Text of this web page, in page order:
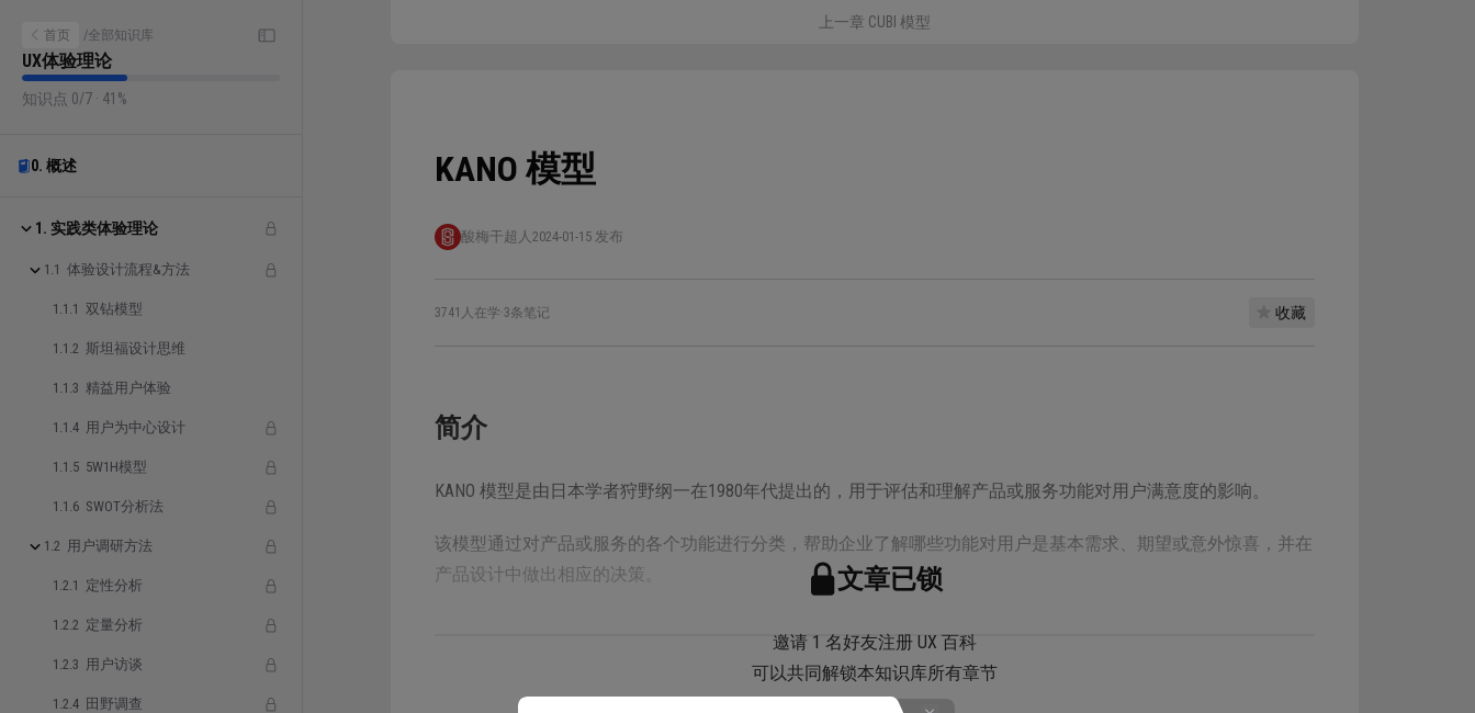
首页 /全部知识库
UX体验理论
知识点 0/7 · 41%
0. 概述
1. 实践类体验理论
1.1 体验设计流程&方法
1.1.1 双钻模型
1.1.2 斯坦福设计思维
1.1.3 精益用户体验
1.1.4 用户为中心设计
1.1.5 5W1H模型
1.1.6 SWOT分析法
1.2 用户调研方法
1.2.1 定性分析
1.2.2 定量分析
1.2.3 用户访谈
1.2.4 田野调查
上一章 CUBI 模型
KANO 模型
酸梅干超人 2024-01-15 发布
3741人在学·3条笔记 收藏
文章已锁
邀请 1 名好友注册 UX 百科
可以共同解锁本知识库所有章节
简介
KANO 模型是由日本学者狩野纲一在1980年代提出的，用于评估和理解产品或服务功能对用户满意度的影响。
该模型通过对产品或服务的各个功能进行分类，帮助企业了解哪些功能对用户是基本需求、期望或意外惊喜，并在
产品设计中做出相应的决策。